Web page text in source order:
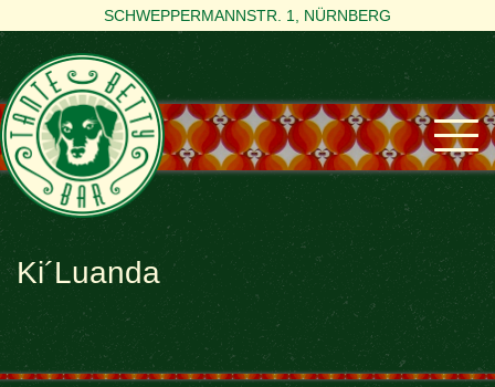
SCHWEPPERMANNSTR. 1, NÜRNBERG
Ki´Luanda